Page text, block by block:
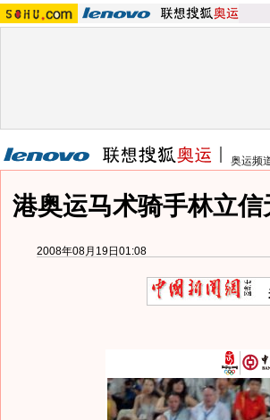
奥运频
港奥运马术骑手林立
2008年08月19日01:08